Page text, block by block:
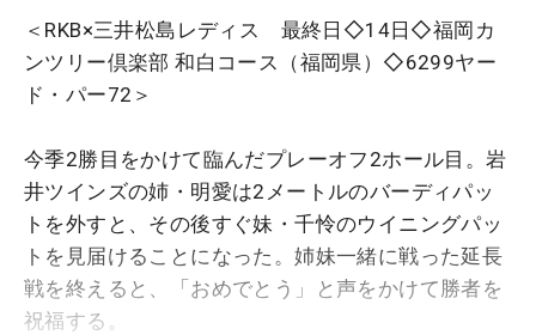
＜RKB×三井松島レディス 最終日◇14日◇福岡カ
ンツリー倶楽部 和白コース（福岡県）◇6299ヤー
ド・パー72＞
今季2勝目をかけて臨んだプレーオフ2ホール目。岩
井ツインズの姉・明愛は2メートルのバーディパッ
トを外すと、その後すぐ妹・千怜のウイニングパッ
トを見届けることになった。姉妹一緒に戦った延長
戦を終えると、「おめでとう」と声をかけて勝者を
祝福する。